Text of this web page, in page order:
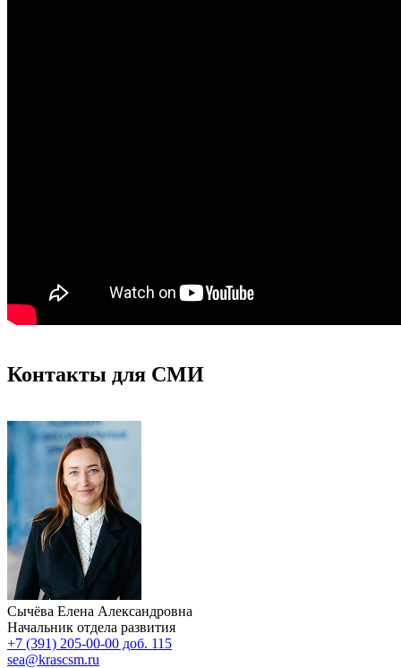
Контакты для СМИ
Сычёва Елена Александровна
Начальник отдела развития
+7 (391) 205-00-00 доб. 115
sea@krascsm.ru